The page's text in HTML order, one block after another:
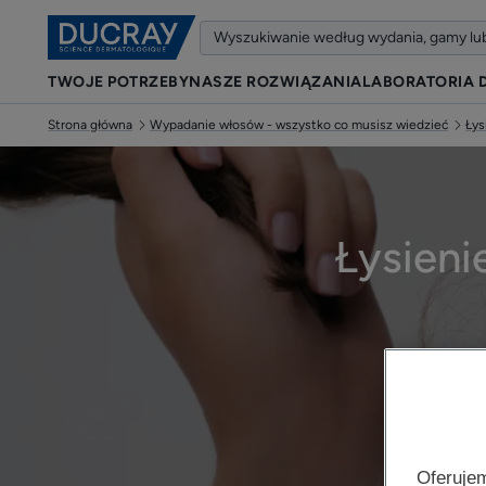
TWOJE POTRZEBYNASZE ROZWIĄZANIALABORATORIA
Strona główna Wypadanie włosów - wszystko co musisz wiedzieć